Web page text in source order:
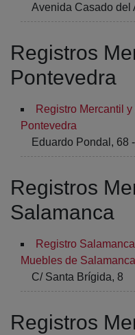
Avenida Casado del
Registros
Pontevedra
Registro Mercantil
Pontevedra
Eduardo Pondal, 68
Registros
Salamanca
Registro
Muebles de Salamanca
C/ Santa Brígida, 8
Registros